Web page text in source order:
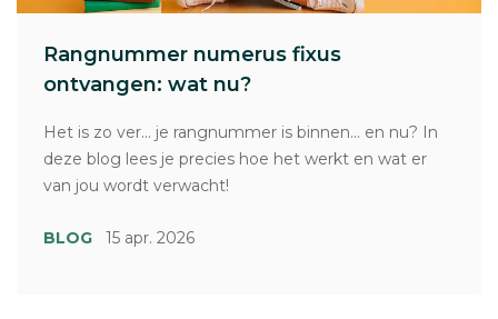
Rangnummer numerus fixus
ontvangen: wat nu?
Het is zo ver... je rangnummer is binnen... en nu? In
deze blog lees je precies hoe het werkt en wat er
van jou wordt verwacht!
BLOG 15 apr. 2026